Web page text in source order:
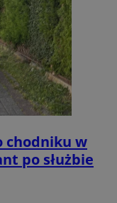
chodniku w
po służbie